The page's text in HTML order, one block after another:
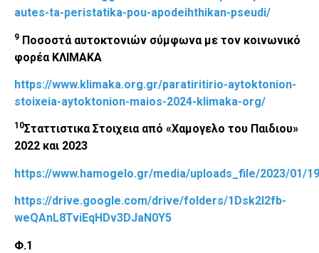
autes-ta-peristatika-pou-apodeihthikan-pseudi/
9 Ποσοστά αυτοκτονιών σύμφωνα με τον κοινωνικό
φορέα ΚΛΙΜΑΚΑ
https://www.klimaka.org.gr/paratiritirio-aytoktonion-
stoixeia-aytoktonion-maios-2024-klimaka-org/
10Σταττιστικα Στοιχεια από «Χαμογελο του Παιδιου»
2022 και 2023
https://www.hamogelo.gr/media/uploads_file/2023/01/
https://drive.google.com/drive/folders/1Dsk2l2fb-
weQAnL8TviEqHDv3DJaN0Y5
Φ.1